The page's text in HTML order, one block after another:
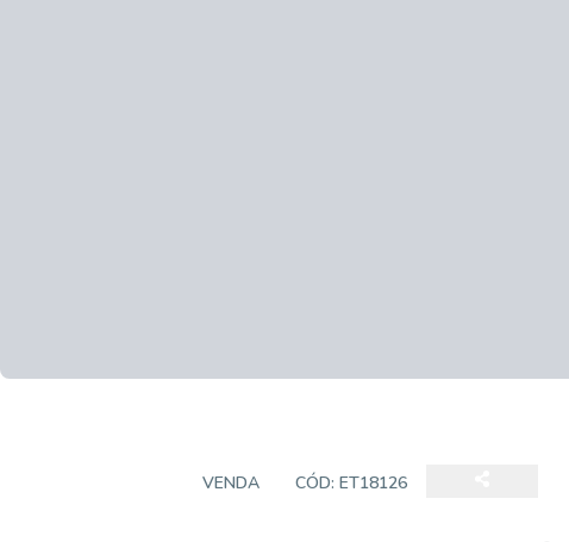
VENDA CÓD: ET18126